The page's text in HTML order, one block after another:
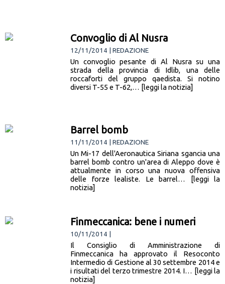
Convoglio di Al Nusra
12/11/2014 | REDAZIONE
Un convoglio pesante di Al Nusra su una
strada della provincia di Idlib, una delle
roccaforti del gruppo qaedista. Si notino
diversi T-55 e T-62,… [leggi la notizia]
Barrel bomb
11/11/2014 | REDAZIONE
Un Mi-17 dell'Aeronautica Siriana sgancia una
barrel bomb contro un'area di Aleppo dove è
attualmente in corso una nuova offensiva
delle forze lealiste. Le barrel… [leggi la
notizia]
Finmeccanica: bene i numeri
10/11/2014 |
Il Consiglio di Amministrazione di
Finmeccanica ha approvato il Resoconto
Intermedio di Gestione al 30 settembre 2014 e
i risultati del terzo trimestre 2014. I… [leggi la
notizia]